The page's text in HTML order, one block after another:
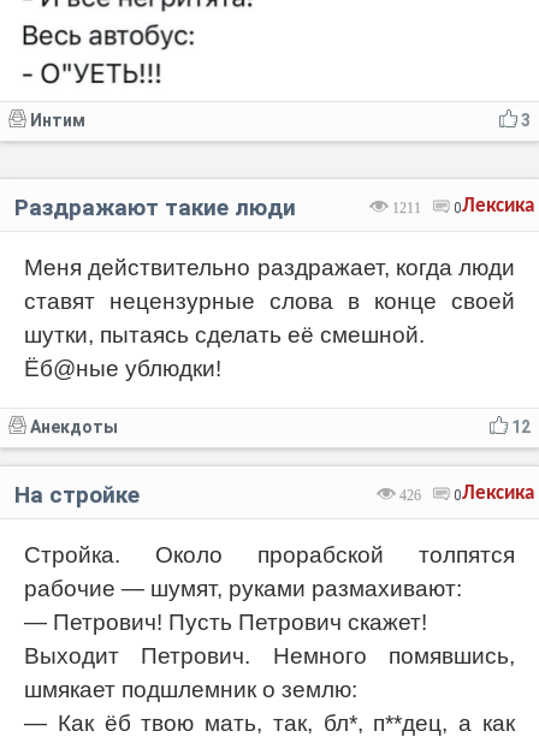
3
Интим
Лексика
1211 0
Раздражают такие люди
Меня действительно раздражает, когда люди
ставят нецензурные слова в конце своей
шутки, пытаясь сделать её смешной.
Ёб@ные ублюдки!
12
Анекдоты
Лексика
426 0
На стройке
Стройка. Около прорабской толпятся
рабочие — шумят, руками размахивают:
— Петрович! Пусть Петрович скажет!
Выходит Петрович. Немного помявшись,
шмякает подшлемник о землю:
— Как ёб твою мать, так, бл*, п**дец, а как